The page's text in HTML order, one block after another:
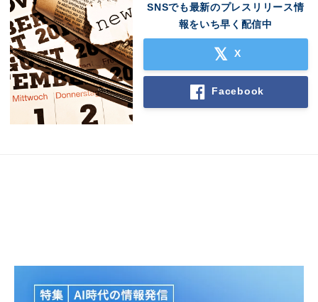
SNSでも最新のプレスリリース情
報をいち早く配信中
X
Facebook